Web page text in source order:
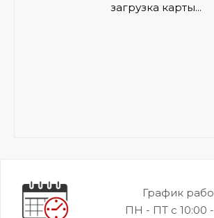
загрузка карты...
График
ПН - ПТ с 10:00 -